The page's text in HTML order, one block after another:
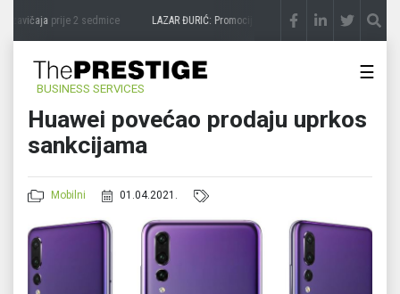
zavičajaprije 2 sedmice LAZAR ĐURIĆ: Promocija potencijal pretvara u destinaciju
BUSINESS SERVICES
☰
Huawei povećao prodaju uprkos
sankcijama
Mobilni 01.04.2021.